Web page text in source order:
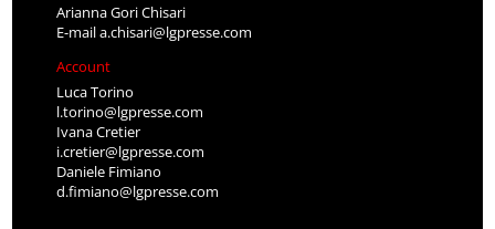
Arianna Gori Chisari
E-maila.chisari@lgpresse.com
Account
Luca Torino
l.torino@lgpresse.com
Ivana Cretier
i.cretier@lgpresse.com
Daniele Fimiano
d.fimiano@lgpresse.com